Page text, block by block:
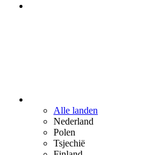
Alle landen
Nederland
Polen
Tsjechië